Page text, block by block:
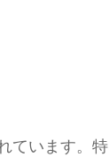
ています。